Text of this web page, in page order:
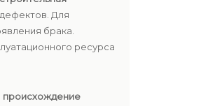
Для
брака.
ресурса
происхождение